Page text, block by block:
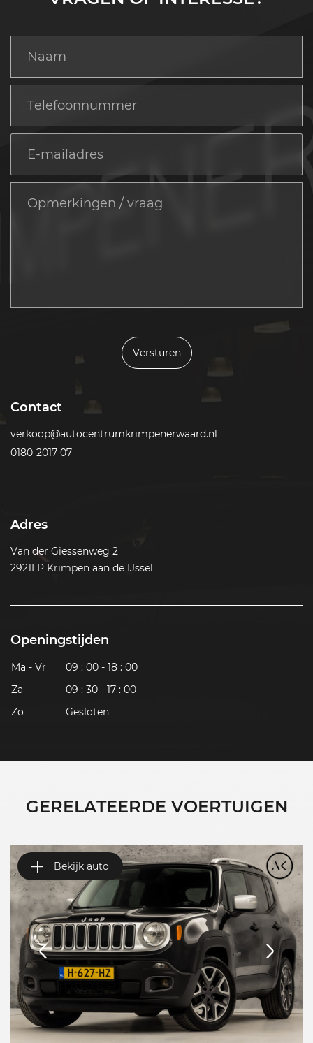
Versturen
Contact
verkoop@autocentrumkrimpenerwaard.nl
0180-2017 07
Adres
Van der Giessenweg 2
2921LP Krimpen aan de IJssel
Openingstijden
Ma - Vr
09 : 00 - 18 : 00
Za
09 : 30 - 17 : 00
Zo
Gesloten
GERELATEERDE VOERTUIGEN
Bekijk auto